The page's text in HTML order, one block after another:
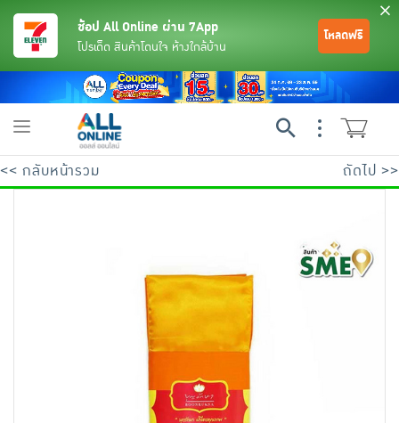
ช้อป All Online ผ่าน 7App
โปรเด็ด สินค้าโดนใจ ห้างใกล้บ้าน
โหลดฟรี
Toggle
<< กลับหน้ารวม ถัดไป >>